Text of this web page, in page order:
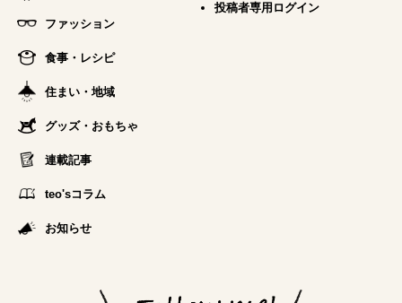
ファッション
食事・レシピ
住まい・地域
グッズ・おもちゃ
連載記事
teo'sコラム
お知らせ
投稿者専用ログイン